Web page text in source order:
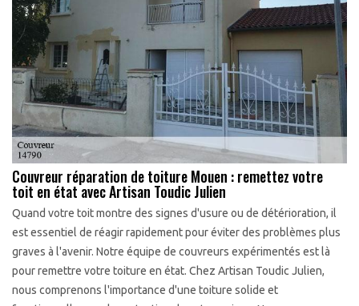
Couvreur réparation de toiture Mouen : remettez votre
toit en état avec Artisan Toudic Julien
Quand votre toit montre des signes d'usure ou de détérioration, il
est essentiel de réagir rapidement pour éviter des problèmes plus
graves à l'avenir. Notre équipe de couvreurs expérimentés est là
pour remettre votre toiture en état. Chez Artisan Toudic Julien,
nous comprenons l'importance d'une toiture solide et